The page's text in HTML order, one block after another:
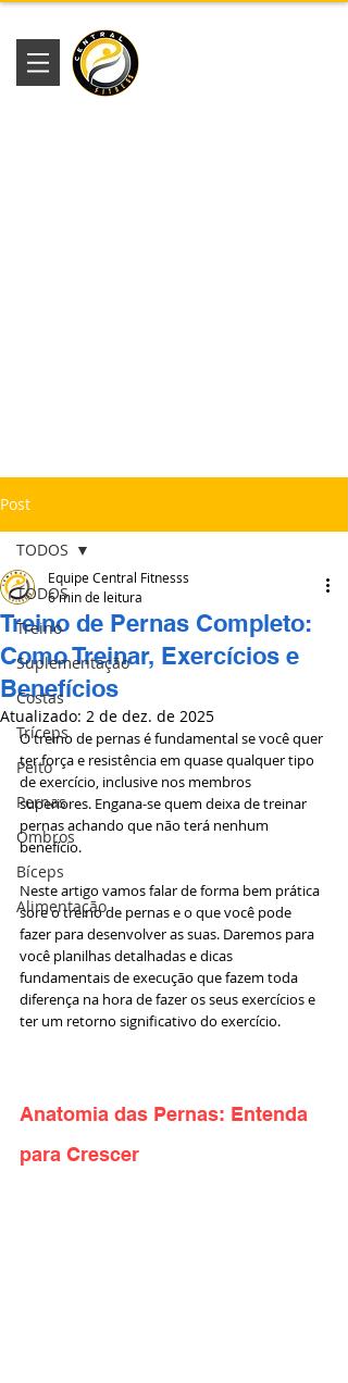
Post
TODOS
Treino
Suplementação
Costas
Tríceps
Peito
Pernas
Ombros
Bíceps
Alimentação
TODOS
Treino de Pernas Completo:
Como Treinar, Exercícios e
Benefícios
Equipe Central Fitnesss
6 min de leitura
Atualizado: 2 de dez. de 2025
O treino de pernas é fundamental se você quer
ter força e resistência em quase qualquer tipo
de exercício, inclusive nos membros
superiores. Engana-se quem deixa de treinar
pernas achando que não terá nenhum
benefício.
Neste artigo vamos falar de forma bem prática
sore o treino de pernas e o que você pode
fazer para desenvolver as suas. Daremos para
você planilhas detalhadas e dicas
fundamentais de execução que fazem toda
diferença na hora de fazer os seus exercícios e
ter um retorno significativo do exercício.
Anatomia das Pernas: Entenda
para Crescer